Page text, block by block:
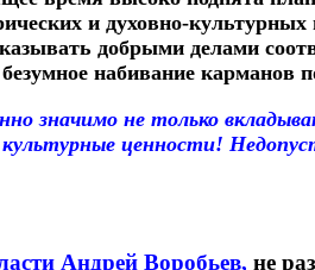
и духовно-
добрыми делами
набивание карманов
значимо не только
ценности!
Андрей Воробьев, не